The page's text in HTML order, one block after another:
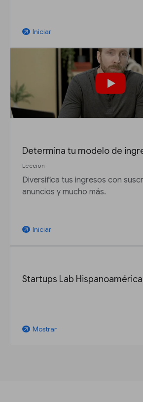
arrow_outward Iniciar
Determina tu modelo de
Lección
Diversifica tus ingresos con
anuncios y mucho más.
arrow_outward Iniciar
Startups Lab Hispanoamérica
arrow_outward Mostrar